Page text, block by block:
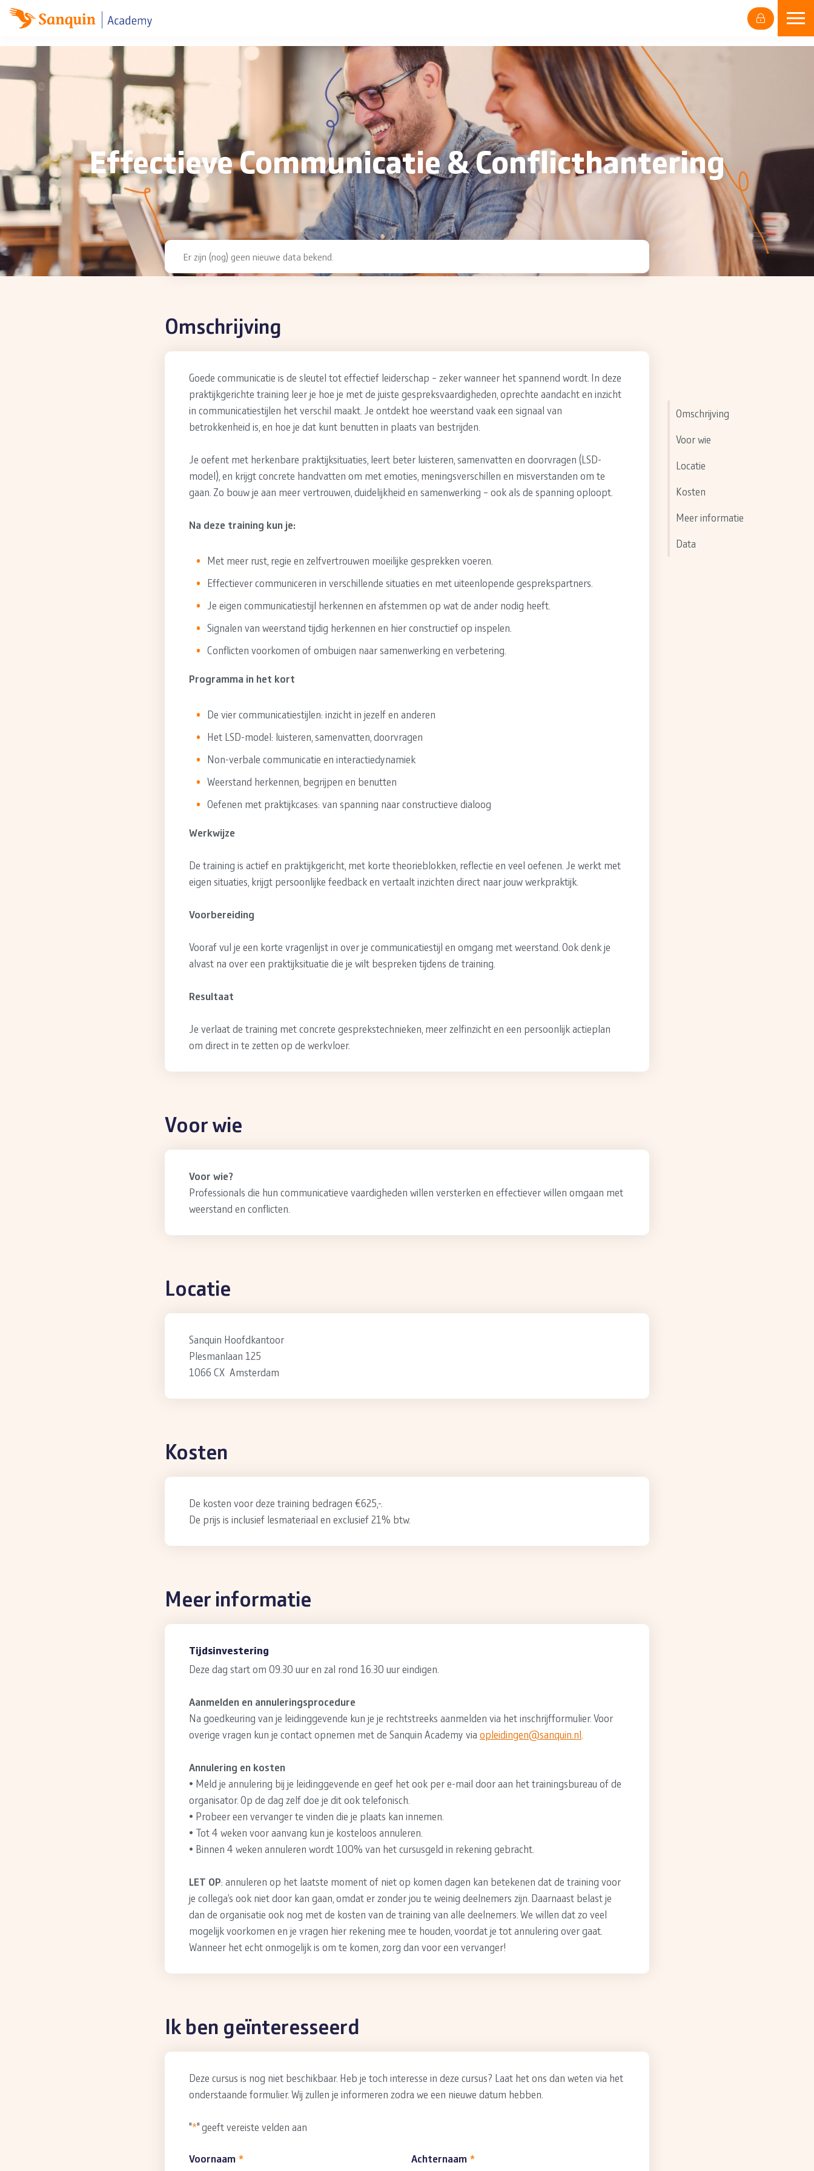
naar
content
Effectieve Communicatie & Conflicthantering
Er zijn (nog) geen nieuwe data bekend.
Omschrijving
Goede communicatie is de sleutel tot effectief leiderschap – zeker wanneer het spannend wordt. In deze
praktijkgerichte training leer je hoe je met de juiste gespreksvaardigheden, oprechte aandacht en inzicht
in communicatiestijlen het verschil maakt. Je ontdekt hoe weerstand vaak een signaal van
betrokkenheid is, en hoe je dat kunt benutten in plaats van bestrijden.
Je oefent met herkenbare praktijksituaties, leert beter luisteren, samenvatten en doorvragen (LSD-
model), en krijgt concrete handvatten om met emoties, meningsverschillen en misverstanden om te
gaan. Zo bouw je aan meer vertrouwen, duidelijkheid en samenwerking – ook als de spanning oploopt.
Na deze training kun je:
Met meer rust, regie en zelfvertrouwen moeilijke gesprekken voeren.
Effectiever communiceren in verschillende situaties en met uiteenlopende gesprekspartners.
Je eigen communicatiestijl herkennen en afstemmen op wat de ander nodig heeft.
Signalen van weerstand tijdig herkennen en hier constructief op inspelen.
Conflicten voorkomen of ombuigen naar samenwerking en verbetering.
Programma in het kort
De vier communicatiestijlen: inzicht in jezelf en anderen
Het LSD-model: luisteren, samenvatten, doorvragen
Non-verbale communicatie en interactiedynamiek
Weerstand herkennen, begrijpen en benutten
Oefenen met praktijkcases: van spanning naar constructieve dialoog
Werkwijze
De training is actief en praktijkgericht, met korte theorieblokken, reflectie en veel oefenen. Je werkt met
eigen situaties, krijgt persoonlijke feedback en vertaalt inzichten direct naar jouw werkpraktijk.
Voorbereiding
Vooraf vul je een korte vragenlijst in over je communicatiestijl en omgang met weerstand. Ook denk je
alvast na over een praktijksituatie die je wilt bespreken tijdens de training.
Resultaat
Je verlaat de training met concrete gesprekstechnieken, meer zelfinzicht en een persoonlijk actieplan
om direct in te zetten op de werkvloer.
Voor wie
Voor wie?
Professionals die hun communicatieve vaardigheden willen versterken en effectiever willen omgaan met
weerstand en conflicten.
Locatie
Sanquin Hoofdkantoor
Plesmanlaan 125
1066 CX Amsterdam
Kosten
De kosten voor deze training bedragen €625,-.
De prijs is inclusief lesmateriaal en exclusief 21% btw.
Meer informatie
Tijdsinvestering
Deze dag start om 09.30 uur en zal rond 16.30 uur eindigen.
Aanmelden en annuleringsprocedure
Na goedkeuring van je leidinggevende kun je je rechtstreeks aanmelden via het inschrijfformulier. Voor
overige vragen kun je contact opnemen met de Sanquin Academy via opleidingen@sanquin.nl.
Annulering en kosten
• Meld je annulering bij je leidinggevende en geef het ook per e-mail door aan het trainingsbureau of de
organisator. Op de dag zelf doe je dit ook telefonisch.
• Probeer een vervanger te vinden die je plaats kan innemen.
• Tot 4 weken voor aanvang kun je kosteloos annuleren.
• Binnen 4 weken annuleren wordt 100% van het cursusgeld in rekening gebracht.
LET OP: annuleren op het laatste moment of niet op komen dagen kan betekenen dat de training voor
je collega’s ook niet door kan gaan, omdat er zonder jou te weinig deelnemers zijn. Daarnaast belast je
dan de organisatie ook nog met de kosten van de training van alle deelnemers. We willen dat zo veel
mogelijk voorkomen en je vragen hier rekening mee te houden, voordat je tot annulering over gaat.
Wanneer het echt onmogelijk is om te komen, zorg dan voor een vervanger!
Ik ben geïnteresseerd
Deze cursus is nog niet beschikbaar. Heb je toch interesse in deze cursus? Laat het ons dan weten via het
onderstaande formulier. Wij zullen je informeren zodra we een nieuwe datum hebben.
"*" geeft vereiste velden aan
Voornaam * Achternaam *
Omschrijving
Voor wie
Locatie
Kosten
Meer informatie
Data